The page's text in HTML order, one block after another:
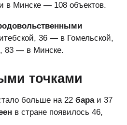
в Минске — 108 объектов.
36 — в Гомельской,
83 — в Минске.
точками
больше на 22 бараи 37
в стране появилось 46,